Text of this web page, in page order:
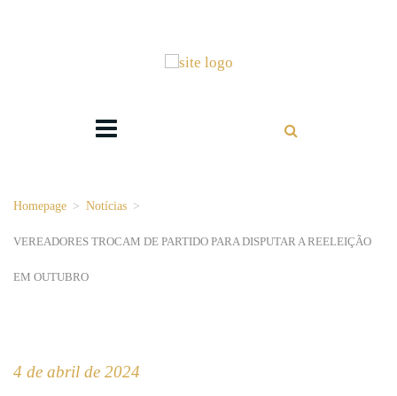
Homepage > Notícias >
VEREADORES TROCAM DE PARTIDO PARA DISPUTAR A REELEIÇÃO
EM OUTUBRO
4 de abril de 2024